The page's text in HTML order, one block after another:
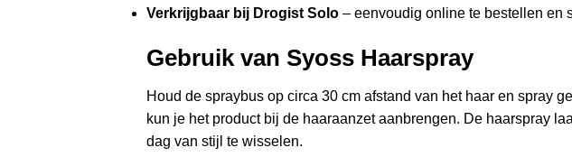
Verkrijgbaar bij Drogist Solo – eenvoudig online te bestellen en
Gebruik van Syoss Haarspray
Houd de spraybus op circa 30 cm afstand van het haar en spray
kun je het product bij de haaraanzet aanbrengen. De haarspray
dag van stijl te wisselen.